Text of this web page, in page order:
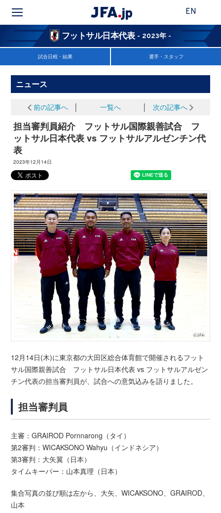
EN
フットサル日本代表 - 2023年 -
試合日程・結果 選手・スタッフ
ニュース
前の記事へ 一覧へ 次の記事へ
担当審判員紹介 フットサル国際親善試合 フ
ットサル日本代表 vs フットサルアルゼンチン代
表
2023年12月14日
12月14日(木)に東京都の大田区総合体育館で開催されるフット
サル国際親善試合 フットサル日本代表 vs フットサルアルゼン
チン代表の担当審判員が、試合への意気込みを語りました。
担当審判員
主審：GRAIROD Pornnarong（タイ）
第2審判：WICAKSONO Wahyu（インドネシア）
第3審判：大矢翼（日本）
タイムキーパー：山本真理（日本）
集合写真の並び順は左から、大矢、WICAKSONO、GRAIROD、
山本